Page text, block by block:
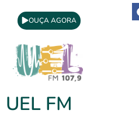
OUÇA AGORA
UEL FM